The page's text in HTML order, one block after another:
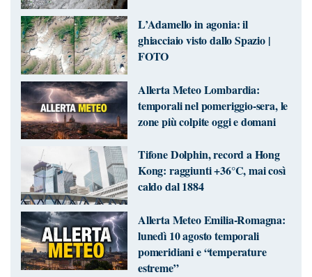
L’Adamello in agonia: il
ghiacciaio visto dallo Spazio |
FOTO
Allerta Meteo Lombardia:
temporali nel pomeriggio-sera, le
zone più colpite oggi e domani
Tifone Dolphin, record a Hong
Kong: raggiunti +36°C, mai così
caldo dal 1884
Allerta Meteo Emilia-Romagna:
lunedì 10 agosto temporali
pomeridiani e “temperature
estreme”